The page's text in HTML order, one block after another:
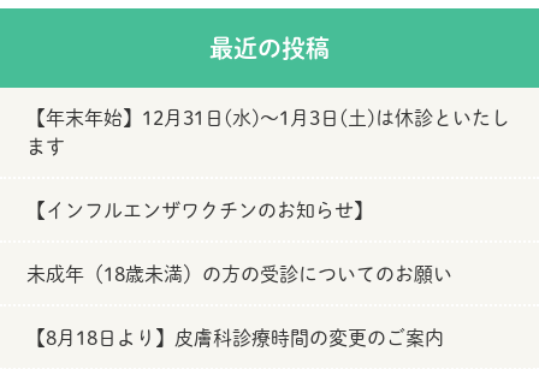
最近の投稿
【年末年始】12月31日(水)～1月3日(土)は休診といたし
ます
【インフルエンザワクチンのお知らせ】
未成年（18歳未満）の方の受診についてのお願い
【8月18日より】皮膚科診療時間の変更のご案内